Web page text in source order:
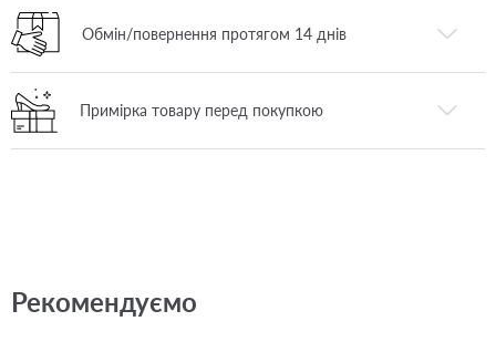
Обмін/повернення протягом 14 днів
Примірка товару перед покупкою
Рекомендуємо